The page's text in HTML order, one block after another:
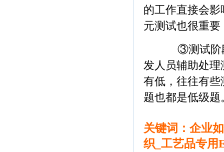
的工作直接会
元测试也很重
③测试阶段
发人员辅助处
有低，往往有
题也都是低级题
关键词：企业
织_工艺品专用